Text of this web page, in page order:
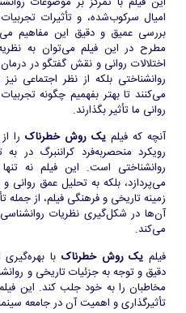
امیال سرکوب‌شده، و تأثیرات
بررسی عمیق و دقیق این مفاهیم
مطرح در این فیلم می‌توان به
اختلالات روانی و نقش گفتگو در
روانشناختی بلکه از نظر اجتماعی
می‌کنند تا بهتر بفهمیم چگونه
روانی ما تأثیر بگذارند.
آنچه که فیلم یک روش خطرناک را
رویکرد منحصربه‌فرد کراننبرگ در
روانشناختی است. این فیلم نه
می‌پردازد، بلکه به تحلیل عمق روانی
زمینه تاریخی و فرهنگی فیلم، از
آن‌ها در شکل‌گیری نظریات
می‌کند.
فیلم یک روش خطرناک با بهره‌گیری
دقیق و توجه به جزئیات تاریخی و
تأثیرگذاری و اهمیت آن در جامعه